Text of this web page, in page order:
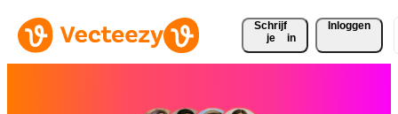
Schrijf
je
in
Inloggen